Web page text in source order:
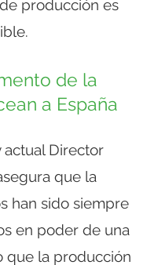
producción es
de la
a España
actual Director
que la
han sido siempre
en poder de una
que la producción